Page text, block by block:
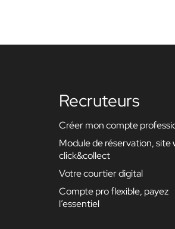
Recruteurs
Créer mon compte
Module de réservation, site
click&collect
Votre courtier digital
Compte pro flexible, payez
l’essentiel